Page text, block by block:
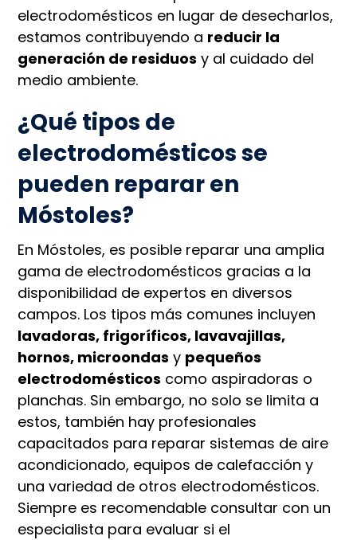
electrodomésticos en lugar de desecharlos,
estamos contribuyendo a reducir la
generación de residuos y al cuidado del
medio ambiente.
¿Qué tipos de
electrodomésticos se
pueden reparar en
Móstoles?
En Móstoles, es posible reparar una amplia
gama de electrodomésticos gracias a la
disponibilidad de expertos en diversos
campos. Los tipos más comunes incluyen
lavadoras, frigoríficos, lavavajillas,
hornos, microondas y pequeños
electrodomésticos como aspiradoras o
planchas. Sin embargo, no solo se limita a
estos, también hay profesionales
capacitados para reparar sistemas de aire
acondicionado, equipos de calefacción y
una variedad de otros electrodomésticos.
Siempre es recomendable consultar con un
especialista para evaluar si el